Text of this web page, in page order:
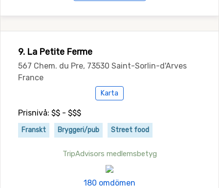
9. La Petite Ferme
567 Chem. du Pre, 73530 Saint-Sorlin-d'Arves
France
Karta
Prisnivå: $$ - $$$
Franskt Bryggeri/pub Street food
TripAdvisors medlemsbetyg
180 omdömen